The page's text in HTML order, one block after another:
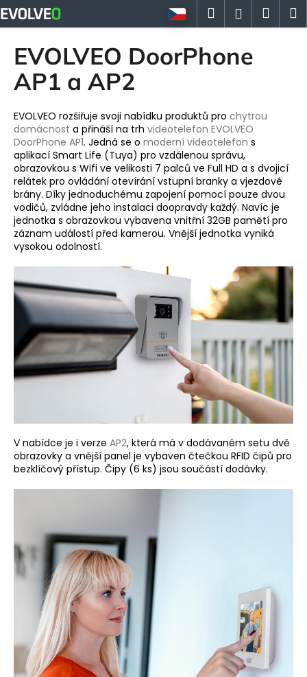
Přejít
na
obsah
Hledat
EVOLVEO DoorPhone
AP1 a AP2
EVOLVEO rozšiřuje svoji nabídku produktů pro chytrou
domácnost a přináší na trh videotelefon EVOLVEO
DoorPhone AP1. Jedná se o moderní videotelefon s
aplikací Smart Life (Tuya) pro vzdálenou správu,
obrazovkou s Wifi ve velikosti 7 palců ve Full HD a s dvojicí
relátek pro ovládání otevírání vstupní branky a vjezdové
brány. Díky jednoduchému zapojení pomocí pouze dvou
vodičů, zvládne jeho instalaci doopravdy každý. Navíc je
jednotka s obrazovkou vybavena vnitřní 32GB pamětí pro
záznam událostí před kamerou. Vnější jednotka vyniká
vysokou odolností.
V nabídce je i verze AP2, která má v dodávaném setu dvě
obrazovky a vnější panel je vybaven čtečkou RFID čipů pro
bezklíčový přístup. Čipy (6 ks) jsou součástí dodávky.
K
o
C
o
p
o
t
ř
e
b
u
j
e
t
e
n
j
í
t
HLEDAT